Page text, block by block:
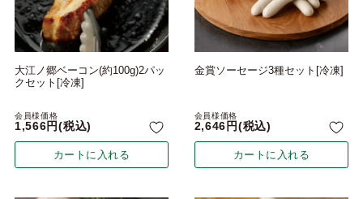
大江ノ郷ベーコン(約100g)2パッ
クセット[冷凍]
会員様価格
1,566 税込
カートに入れる
金賞ソーセージ3種セット[冷凍]
会員様価格
2,646 税込
カートに入れる